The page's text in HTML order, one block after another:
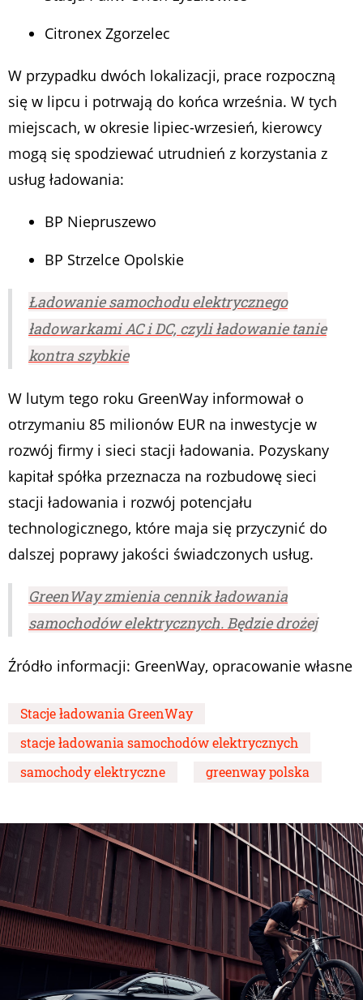
Citronex Zgorzelec
W przypadku dwóch lokalizacji, prace rozpoczną
się w lipcu i potrwają do końca września. W tych
miejscach, w okresie lipiec-wrzesień, kierowcy
mogą się spodziewać utrudnień z korzystania z
usług ładowania:
BP Niepruszewo
BP Strzelce Opolskie
Ładowanie samochodu elektrycznego
ładowarkami AC i DC, czyli ładowanie tanie
kontra szybkie
W lutym tego roku GreenWay informował o
otrzymaniu 85 milionów EUR na inwestycje w
rozwój firmy i sieci stacji ładowania. Pozyskany
kapitał spółka przeznacza na rozbudowę sieci
stacji ładowania i rozwój potencjału
technologicznego, które maja się przyczynić do
dalszej poprawy jakości świadczonych usług.
GreenWay zmienia cennik ładowania
samochodów elektrycznych. Będzie drożej
Źródło informacji: GreenWay, opracowanie własne
Stacje ładowania GreenWay
stacje ładowania samochodów elektrycznych
samochody elektryczne
greenway polska